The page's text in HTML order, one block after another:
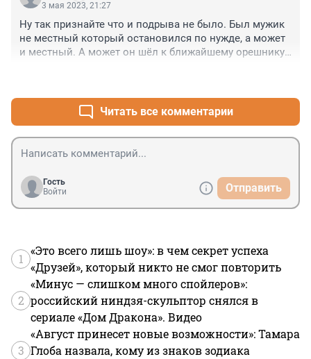
3 мая 2023, 21:27
Ну так признайте что и подрыва не было. Был мужик
не местный который остановился по нужде, а может
и местный. А может он шёл к ближайшему орешнику
Читать все комментарии
Гость
Войти
Отправить
1
«Это всего лишь шоу»: в чем секрет успеха
«Друзей», который никто не смог повторить
2
«Минус — слишком много спойлеров»:
российский ниндзя-скульптор снялся в
сериале «Дом Дракона». Видео
3
«Август принесет новые возможности»: Тамара
Глоба назвала, кому из знаков зодиака